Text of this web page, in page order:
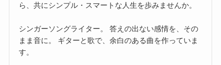
ら、共にシンプル・スマートな人生を歩みませんか。
シンガーソングライター。 答えの出ない感情を、その
まま音に。 ギターと歌で、余白のある曲を作っていま
す。